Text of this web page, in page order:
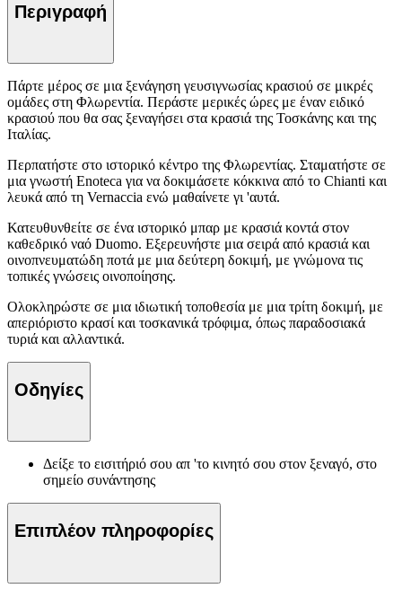
Περιγραφή
Πάρτε μέρος σε μια ξενάγηση γευσιγνωσίας κρασιού σε μικρές
ομάδες στη Φλωρεντία. Περάστε μερικές ώρες με έναν ειδικό
κρασιού που θα σας ξεναγήσει στα κρασιά της Τοσκάνης και της
Ιταλίας.
Περπατήστε στο ιστορικό κέντρο της Φλωρεντίας. Σταματήστε σε
μια γνωστή Enoteca για να δοκιμάσετε κόκκινα από το Chianti και
λευκά από τη Vernaccia ενώ μαθαίνετε γι 'αυτά.
Κατευθυνθείτε σε ένα ιστορικό μπαρ με κρασιά κοντά στον
καθεδρικό ναό Duomo. Εξερευνήστε μια σειρά από κρασιά και
οινοπνευματώδη ποτά με μια δεύτερη δοκιμή, με γνώμονα τις
τοπικές γνώσεις οινοποίησης.
Ολοκληρώστε σε μια ιδιωτική τοποθεσία με μια τρίτη δοκιμή, με
απεριόριστο κρασί και τοσκανικά τρόφιμα, όπως παραδοσιακά
τυριά και αλλαντικά.
Οδηγίες
Δείξε το εισιτήριό σου απ 'το κινητό σου στον ξεναγό, στο
σημείο συνάντησης
Επιπλέον πληροφορίες